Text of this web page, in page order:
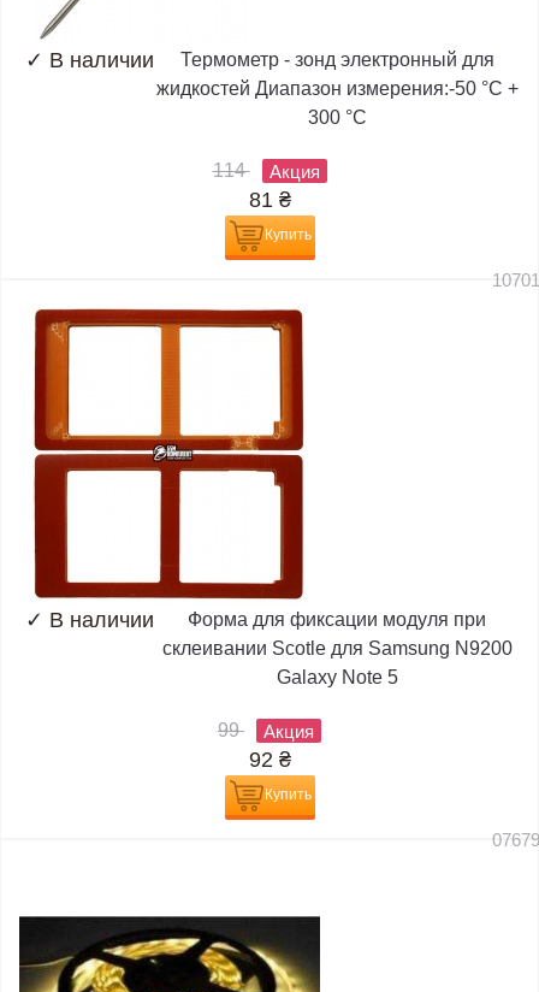
✓ В наличии
Термометр - зонд электронный для
жидкостей Диапазон измерения:-50 °C +
300 °C
114 Акция
81 ₴
Купить
✓ В наличии
Форма для фиксации модуля при
склеивании Scotle для Samsung N9200
Galaxy Note 5
99 Акция
92 ₴
Купить